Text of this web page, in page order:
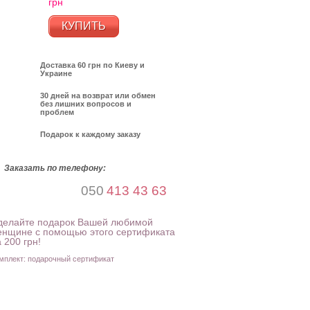
КУПИТЬ
Доставка 60 грн по Киеву и
Украине
30 дней на возврат или обмен
без лишних вопросов и
проблем
Подарок к каждому заказу
Заказать по телефону:
050 413 43 63
подарок Вашей любимой
с помощью этого сертификата
200 грн!
подарочный сертификат